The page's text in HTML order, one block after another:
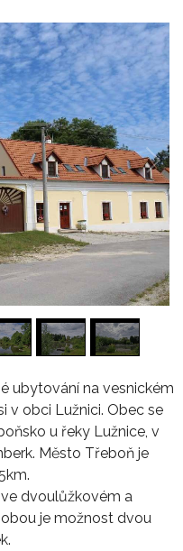
ubytování na vesnickém
v obci Lužnici. Obec se
u řeky Lužnice, v
Město Třeboň je
dvoulůžkovém a
je možnost dvou